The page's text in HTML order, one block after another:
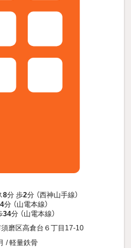
8分 歩2分 （西神山手線）
分 （山電本線）
34分 （山電本線）
磨区高倉台６丁目17-10
/ 軽量鉄骨